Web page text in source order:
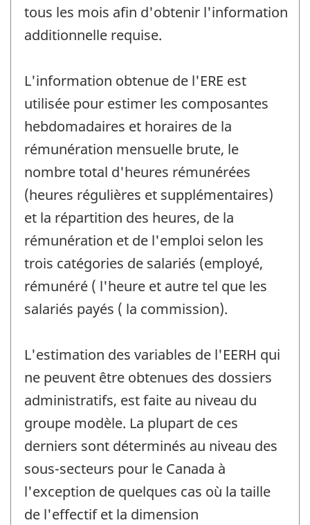
tous les mois afin d'obtenir l'information
additionnelle requise.
L'information obtenue de l'ERE est
utilisée pour estimer les composantes
hebdomadaires et horaires de la
rémunération mensuelle brute, le
nombre total d'heures rémunérées
(heures régulières et supplémentaires)
et la répartition des heures, de la
rémunération et de l'emploi selon les
trois catégories de salariés (employé,
rémunéré ( l'heure et autre tel que les
salariés payés ( la commission).
L'estimation des variables de l'EERH qui
ne peuvent être obtenues des dossiers
administratifs, est faite au niveau du
groupe modèle. La plupart de ces
derniers sont déterminés au niveau des
sous-secteurs pour le Canada à
l'exception de quelques cas où la taille
de l'effectif et la dimension